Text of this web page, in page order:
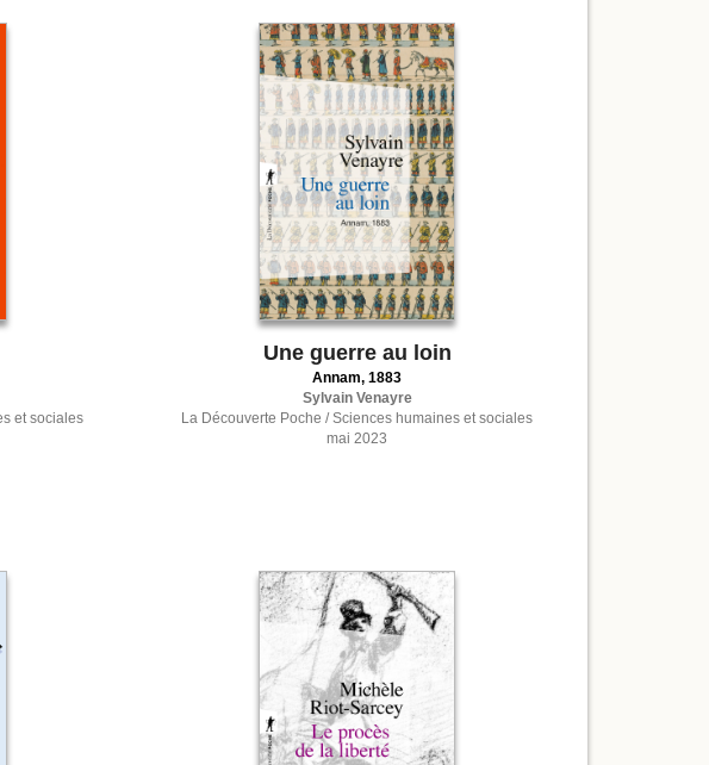
et sociales
Une guerre au loin
Annam, 1883
Sylvain Venayre
La Découverte Poche / Sciences humaines et sociales
mai 2023